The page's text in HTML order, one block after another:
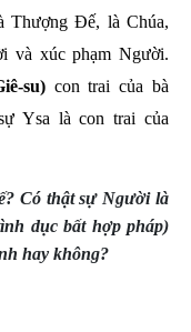
Thượng Đế, là Chúa,
và xúc phạm Người.
su)con trai của bà
Ysa là con trai của
Có thật sự Người là
dục bất hợp pháp)
hay không?